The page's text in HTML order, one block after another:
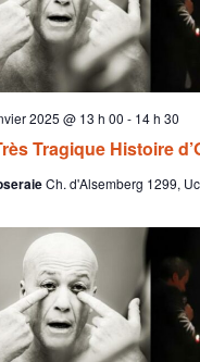
Tragique Histoire
2025 @ 13 h 00 - 14 h 30
Ch. d'Alsemberg 1299,